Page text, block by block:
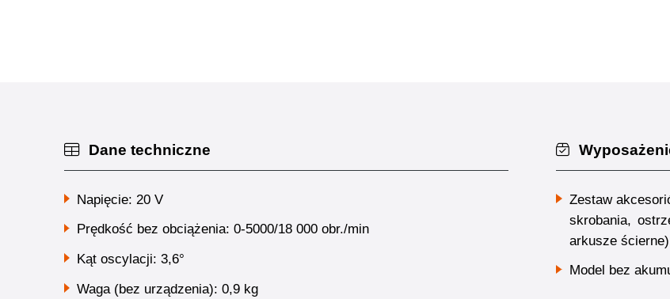
Dane techniczne
Napięcie: 20 V
Prędkość bez obciążenia: 0-5000/18 000 obr./min
Kąt oscylacji: 3,6°
Waga (bez urządzenia): 0,9 kg
Zestaw
skrobania,
arkusze
Model bez